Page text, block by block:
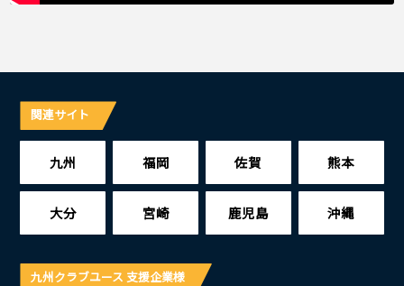
関連サイト
九州 福岡 佐賀 熊本
大分 宮崎 鹿児島 沖縄
九州クラブユース 支援企業様